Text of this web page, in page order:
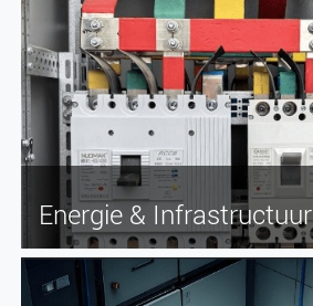
Energie & Infrastructuur